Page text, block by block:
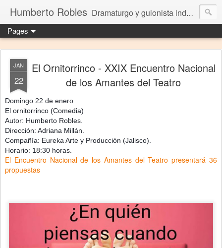
Humberto Robles Dramaturgo y guionista independiente
Pages
JAN
22
El Ornitorrinco - XXIX Encuentro Nacional
de los Amantes del Teatro
Domingo 22 de enero
El ornitorrinco (Comedia)
Autor: Humberto Robles.
Dirección: Adriana Millán.
Compañía: Eureka Arte y Producción (Jalisco).
Horario: 18:30 horas.
El Encuentro Nacional de los Amantes del Teatro presentará 36
propuestas